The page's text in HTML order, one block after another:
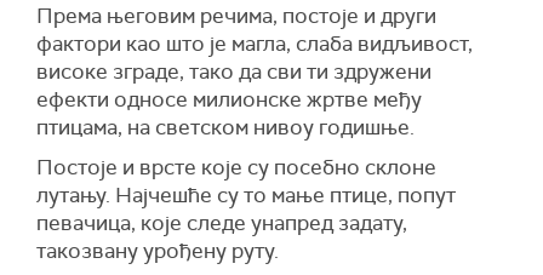
Према његовим речима, постоје и други
фактори као што је магла, слаба видљивост,
високе зграде, тако да сви ти здружени
ефекти односе милионске жртве међу
птицама, на светском нивоу годишње.
Постоје и врсте које су посебно склоне
лутању. Најчешће су то мање птице, попут
певачица, које следе унапред задату,
такозвану урођену руту.